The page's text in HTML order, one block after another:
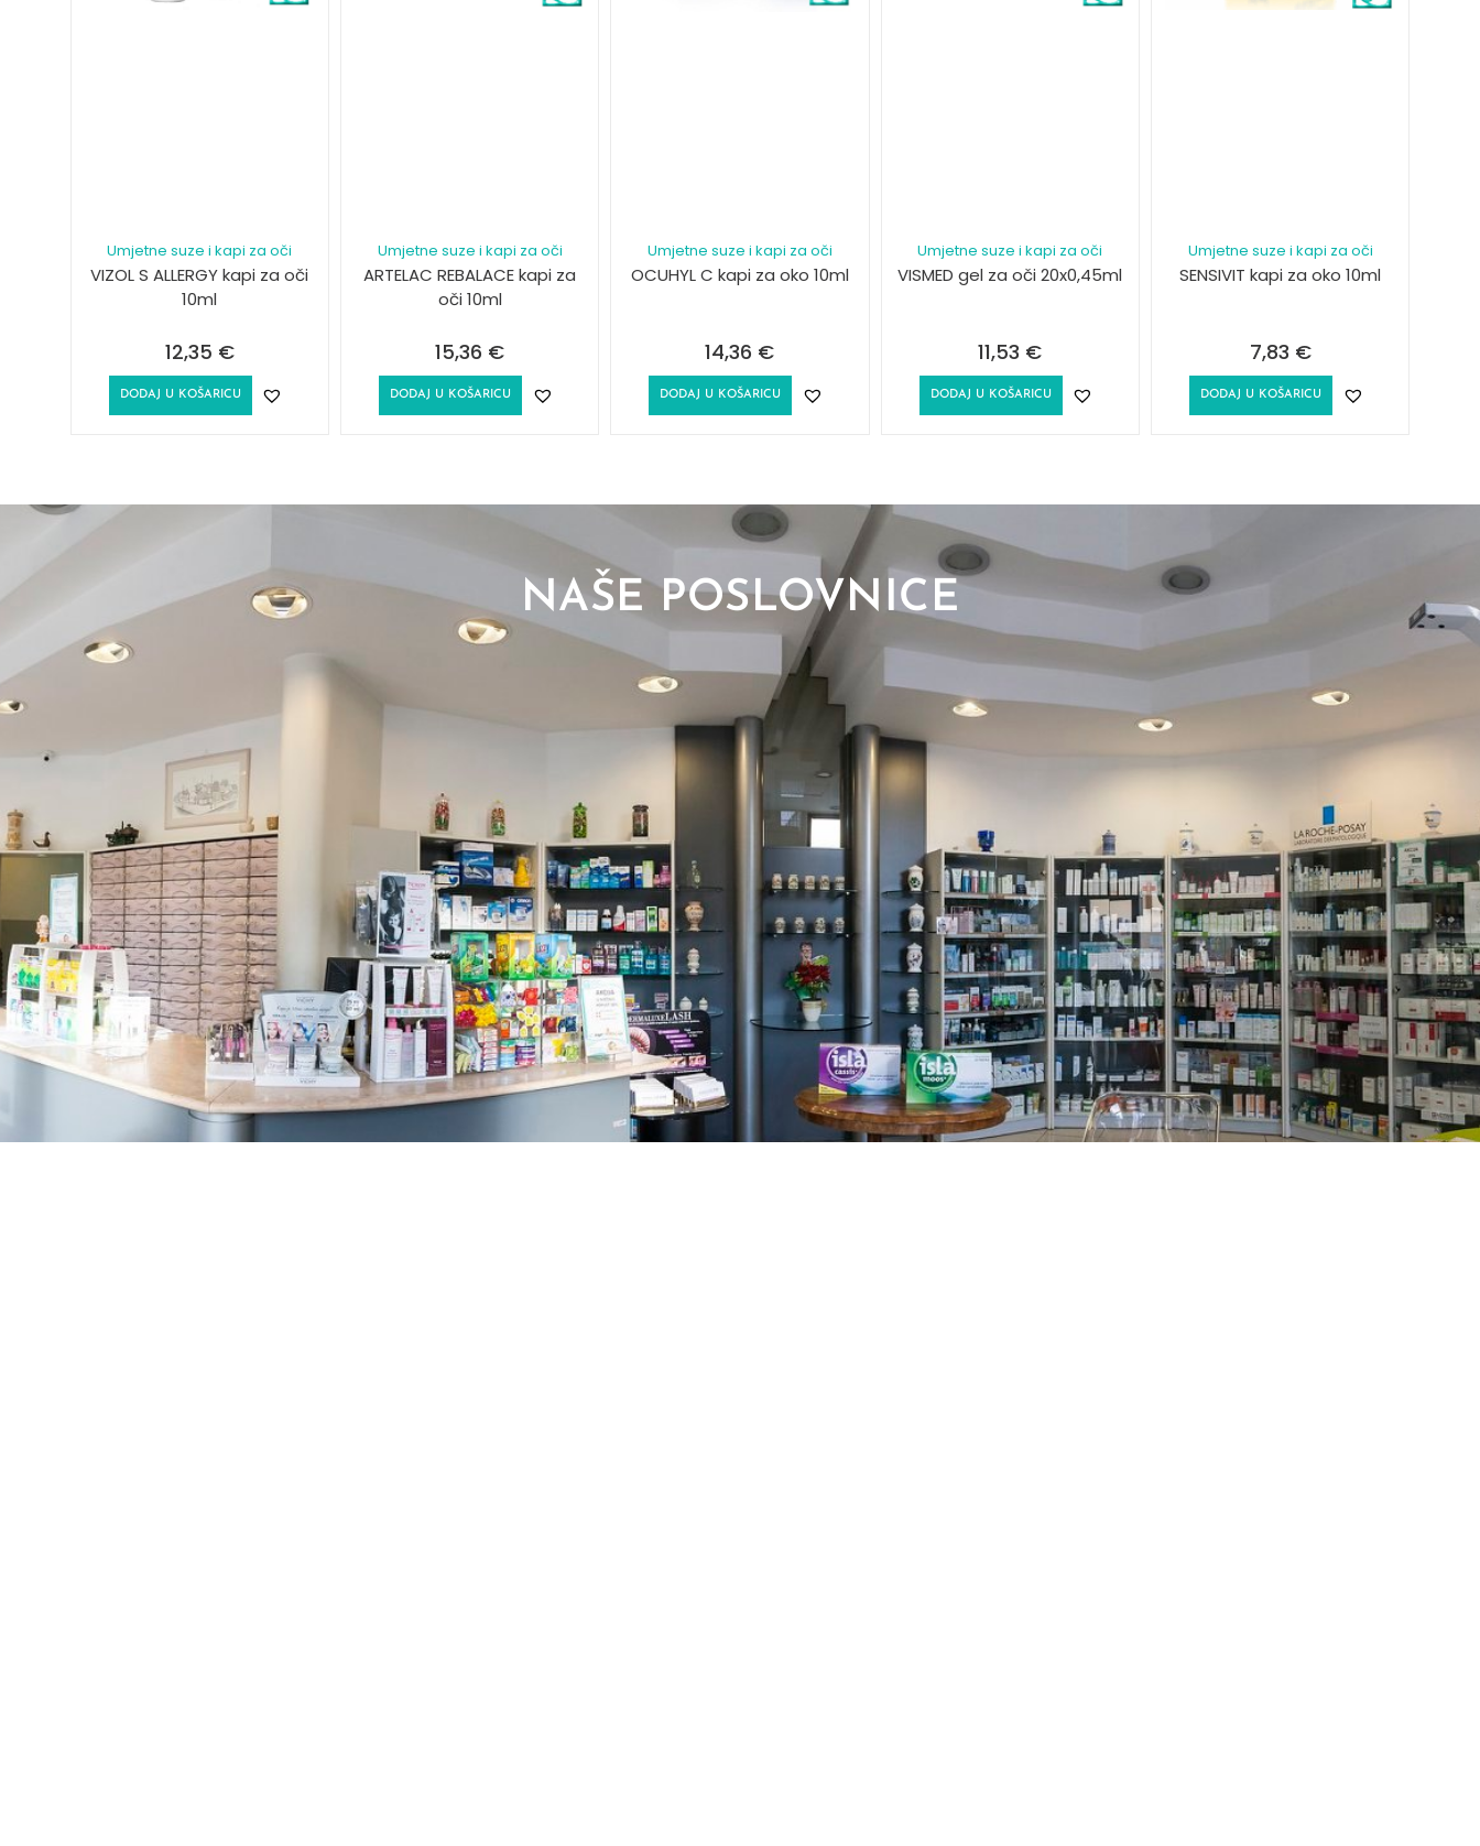
Umjetne suze i kapi za oči
VIZOL S ALLERGY kapi za oči
10ml
12,35 €
DODAJ U KOŠARICU
Umjetne suze i kapi za oči
ARTELAC REBALACE kapi za
oči 10ml
15,36 €
DODAJ U KOŠARICU
Umjetne suze i kapi za oči
OCUHYL C kapi za oko 10ml
14,36 €
DODAJ U KOŠARICU
Umjetne suze i kapi za oči
VISMED gel za oči 20x0,45ml
11,53 €
DODAJ U KOŠARICU
Umjetne suze i kapi za oči
SENSIVIT kapi za oko 10ml
7,83 €
DODAJ U KOŠARICU
NAŠE POSLOVNICE